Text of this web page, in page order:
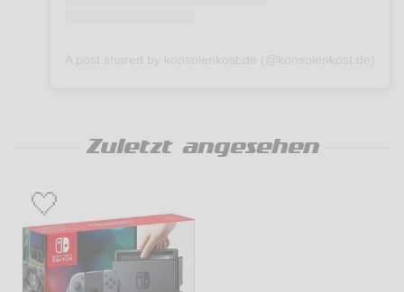
Zuletzt angesehen